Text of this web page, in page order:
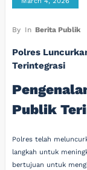
By In Berita Publik
Polres
Terintegrasi
Publik
Polres telah
langkah untuk
bertujuan untuk